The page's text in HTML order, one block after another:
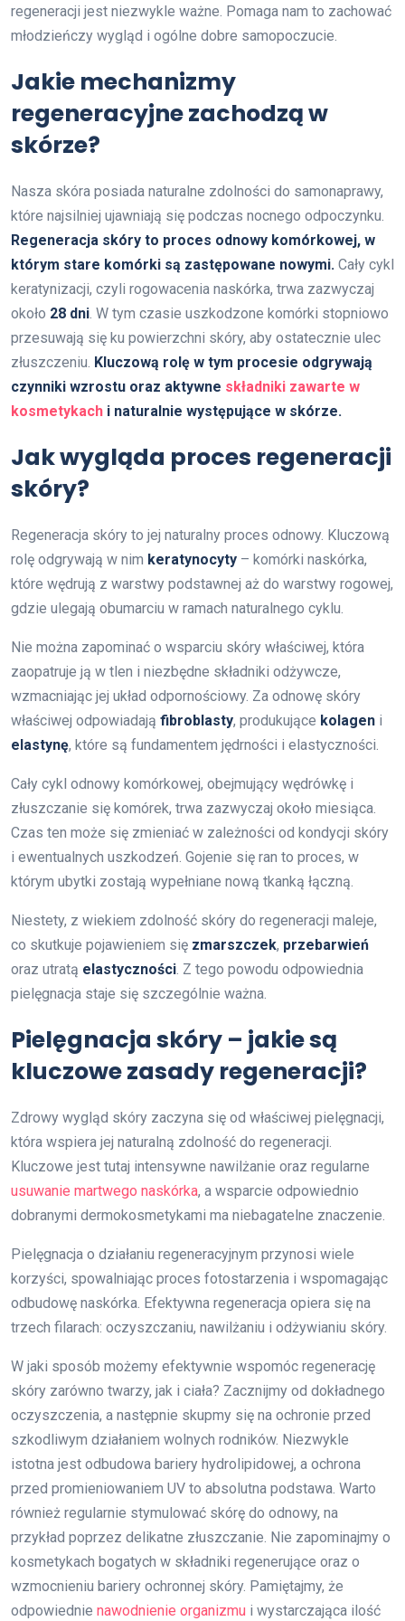
regeneracji jest niezwykle ważne. Pomaga nam to zachować
młodzieńczy wygląd i ogólne dobre samopoczucie.
Jakie mechanizmy
regeneracyjne zachodzą w
skórze?
Nasza skóra posiada naturalne zdolności do samonaprawy,
które najsilniej ujawniają się podczas nocnego odpoczynku.
Regeneracja skóry to proces odnowy komórkowej, w
którym stare komórki są zastępowane nowymi. Cały cykl
keratynizacji, czyli rogowacenia naskórka, trwa zazwyczaj
około 28 dni. W tym czasie uszkodzone komórki stopniowo
przesuwają się ku powierzchni skóry, aby ostatecznie ulec
złuszczeniu. Kluczową rolę w tym procesie odgrywają
czynniki wzrostu oraz aktywne składniki zawarte w
kosmetykach i naturalnie występujące w skórze.
Jak wygląda proces regeneracji
skóry?
Regeneracja skóry to jej naturalny proces odnowy. Kluczową
rolę odgrywają w nim keratynocyty – komórki naskórka,
które wędrują z warstwy podstawnej aż do warstwy rogowej,
gdzie ulegają obumarciu w ramach naturalnego cyklu.
Nie można zapominać o wsparciu skóry właściwej, która
zaopatruje ją w tlen i niezbędne składniki odżywcze,
wzmacniając jej układ odpornościowy. Za odnowę skóry
właściwej odpowiadają fibroblasty, produkujące kolagen i
elastynę, które są fundamentem jędrności i elastyczności.
Cały cykl odnowy komórkowej, obejmujący wędrówkę i
złuszczanie się komórek, trwa zazwyczaj około miesiąca.
Czas ten może się zmieniać w zależności od kondycji skóry
i ewentualnych uszkodzeń. Gojenie się ran to proces, w
którym ubytki zostają wypełniane nową tkanką łączną.
Niestety, z wiekiem zdolność skóry do regeneracji maleje,
co skutkuje pojawieniem się zmarszczek, przebarwień
oraz utratą elastyczności. Z tego powodu odpowiednia
pielęgnacja staje się szczególnie ważna.
Pielęgnacja skóry – jakie są
kluczowe zasady regeneracji?
Zdrowy wygląd skóry zaczyna się od właściwej pielęgnacji,
która wspiera jej naturalną zdolność do regeneracji.
Kluczowe jest tutaj intensywne nawilżanie oraz regularne
usuwanie martwego naskórka, a wsparcie odpowiednio
dobranymi dermokosmetykami ma niebagatelne znaczenie.
Pielęgnacja o działaniu regeneracyjnym przynosi wiele
korzyści, spowalniając proces fotostarzenia i wspomagając
odbudowę naskórka. Efektywna regeneracja opiera się na
trzech filarach: oczyszczaniu, nawilżaniu i odżywianiu skóry.
W jaki sposób możemy efektywnie wspomóc regenerację
skóry zarówno twarzy, jak i ciała? Zacznijmy od dokładnego
oczyszczenia, a następnie skupmy się na ochronie przed
szkodliwym działaniem wolnych rodników. Niezwykle
istotna jest odbudowa bariery hydrolipidowej, a ochrona
przed promieniowaniem UV to absolutna podstawa. Warto
również regularnie stymulować skórę do odnowy, na
przykład poprzez delikatne złuszczanie. Nie zapominajmy o
kosmetykach bogatych w składniki regenerujące oraz o
wzmocnieniu bariery ochronnej skóry. Pamiętajmy, że
odpowiednie nawodnienie organizmu i wystarczająca ilość